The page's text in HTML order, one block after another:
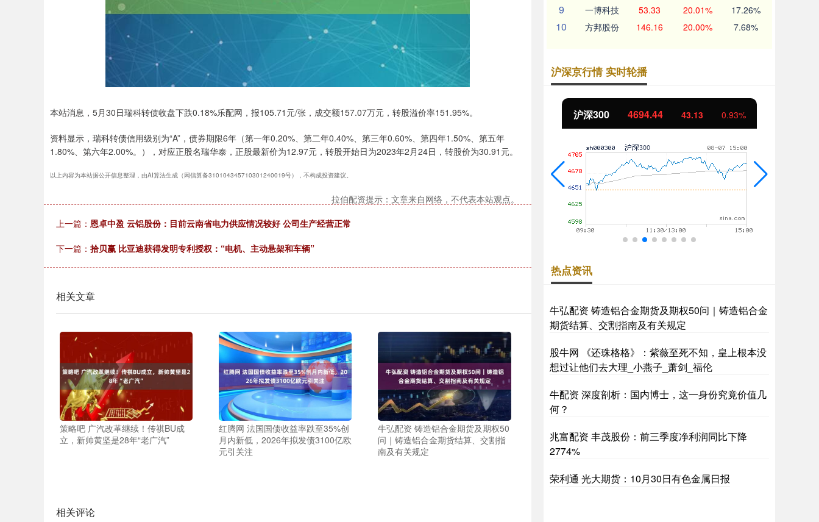
本站消息，5月30日瑞科转债收盘下跌0.18%乐配网，报105.71元/张，成交额157.07万元，转股溢价率151.95%。
资料显示，瑞科转债信用级别为“A”，债券期限6年（第一年0.20%、第二年0.40%、第三年0.60%、第四年1.50%、第五年
1.80%、第六年2.00%。），对应正股名瑞华泰，正股最新价为12.97元，转股开始日为2023年2月24日，转股价为30.91元。
以上内容为本站据公开信息整理，由AI算法生成（网信算备310104345710301240019号），不构成投资建议。
拉伯配资提示：文章来自网络，不代表本站观点。
上一篇： 恩卓中盈 云铝股份：目前云南省电力供应情况较好 公司生产经营正常
下一篇： 拾贝赢 比亚迪获得发明专利授权：“电机、主动悬架和车辆”
相关文章
策略吧 广汽改革继续！传祺BU成
立，新帅黄坚是28年“老广汽”
红腾网 法国国债收益率跌至35%创
月内新低，2026年拟发债3100亿欧
元引关注
牛弘配资 铸造铝合金期货及期权50
问｜铸造铝合金期货结算、交割指
南及有关规定
相关评论
9 一博科技 53.33 20.01% 17.26%
10 方邦股份 146.16 20.00% 7.68%
沪深京行情 实时轮播
2.13% 上证指数 3940.04 39.68 1.02% 深证成指 14311.01 200.89 沪深300 4694.44 43.13 0.93%
热点资讯
牛弘配资 铸造铝合金期货及期权50问｜铸造铝合金
期货结算、交割指南及有关规定
股牛网 《还珠格格》：紫薇至死不知，皇上根本没
想过让他们去大理_小燕子_萧剑_福伦
牛配资 深度剖析：国内博士，这一身份究竟价值几
何？
兆富配资 丰茂股份：前三季度净利润同比下降
2774%
荣利通 光大期货：10月30日有色金属日报